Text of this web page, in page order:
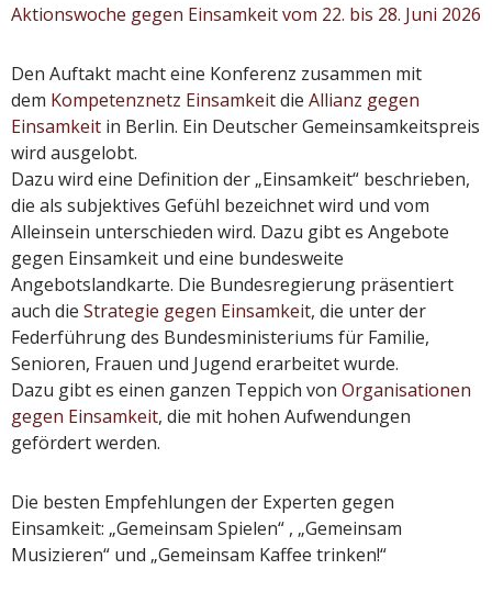
Aktionswoche gegen Einsamkeit vom 22. bis 28. Juni 2026
Den Auftakt macht eine Konferenz zusammen mit
dem Kompetenznetz Einsamkeitdie Allianz gegen
Einsamkeit in Berlin. Ein Deutscher Gemeinsamkeitspreis
wird ausgelobt.
Dazu wird eine Definition der „Einsamkeit“ beschrieben,
die als subjektives Gefühl bezeichnet wird und vom
Alleinsein unterschieden wird. Dazu gibt es Angebote
gegen Einsamkeit und eine bundesweite
Angebotslandkarte. Die Bundesregierung präsentiert
auch die Strategie gegen Einsamkeit, die unter der
Federführung des Bundesministeriums für Familie,
Senioren, Frauen und Jugend erarbeitet wurde.
Dazu gibt es einen ganzen Teppich von Organisationen
gegen Einsamkeit, die mit hohen Aufwendungen
gefördert werden.
Die besten Empfehlungen der Experten gegen
Einsamkeit: „Gemeinsam Spielen“ , „Gemeinsam
Musizieren“ und „Gemeinsam Kaffee trinken!“